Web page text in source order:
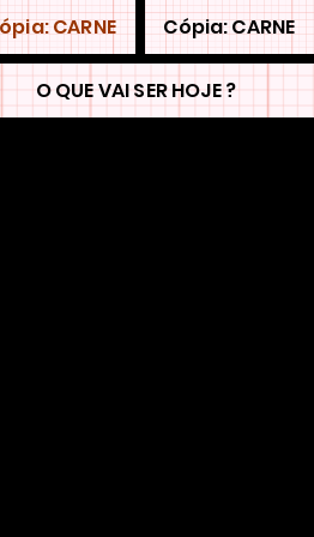
CARNE Cópia: CARNE
O QUE VAI SER HOJE ?